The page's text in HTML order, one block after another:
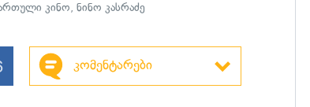
კინო,ნინო კასრაძე
კომენტარები